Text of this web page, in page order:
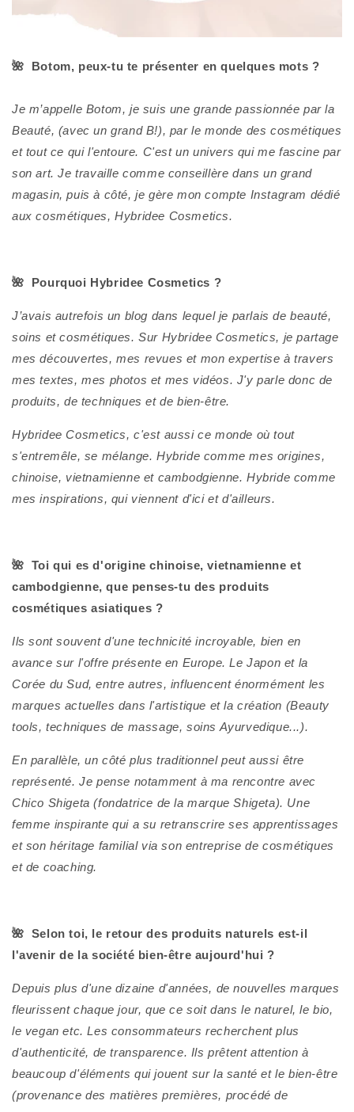
🌺 Botom, peux-tu te présenter en quelques mots ?
Je m’appelle Botom, je suis une grande passionnée par la
Beauté, (avec un grand B!), par le monde des cosmétiques
et tout ce qui l'entoure. C'est un univers qui me fascine par
son art. Je travaille comme conseillère dans un grand
magasin, puis à côté, je gère mon compte Instagram dédié
aux cosmétiques, Hybridee Cosmetics.
🌺 Pourquoi Hybridee Cosmetics ?
J’avais autrefois un blog dans lequel je parlais de beauté,
soins et cosmétiques. Sur Hybridee Cosmetics, je partage
mes découvertes, mes revues et mon expertise à travers
mes textes, mes photos et mes vidéos. J'y parle donc de
produits, de techniques et de bien-être.
Hybridee Cosmetics, c'est aussi ce monde où tout
s'entremêle, se mélange. Hybride comme mes origines,
chinoise, vietnamienne et cambodgienne. Hybride comme
mes inspirations, qui viennent d'ici et d'ailleurs.
🌺 Toi qui es d'origine chinoise, vietnamienne et
cambodgienne, que penses-tu des produits
cosmétiques asiatiques ?
Ils sont souvent d'une technicité incroyable, bien en
avance sur l'offre présente en Europe. Le Japon et la
Corée du Sud, entre autres, influencent énormément les
marques actuelles dans l'artistique et la création (Beauty
tools, techniques de massage, soins Ayurvedique...).
En parallèle, un côté plus traditionnel peut aussi être
représenté. Je pense notamment à ma rencontre avec
Chico Shigeta (fondatrice de la marque Shigeta). Une
femme inspirante qui a su retranscrire ses apprentissages
et son héritage familial via son entreprise de cosmétiques
et de coaching.
🌺 Selon toi, le retour des produits naturels est-il
l'avenir de la société bien-être aujourd'hui ?
Depuis plus d'une dizaine d'années, de nouvelles marques
fleurissent chaque jour, que ce soit dans le naturel, le bio,
le vegan etc. Les consommateurs recherchent plus
d'authenticité, de transparence. Ils prêtent attention à
beaucoup d'éléments qui jouent sur la santé et le bien-être
(provenance des matières premières, procédé de